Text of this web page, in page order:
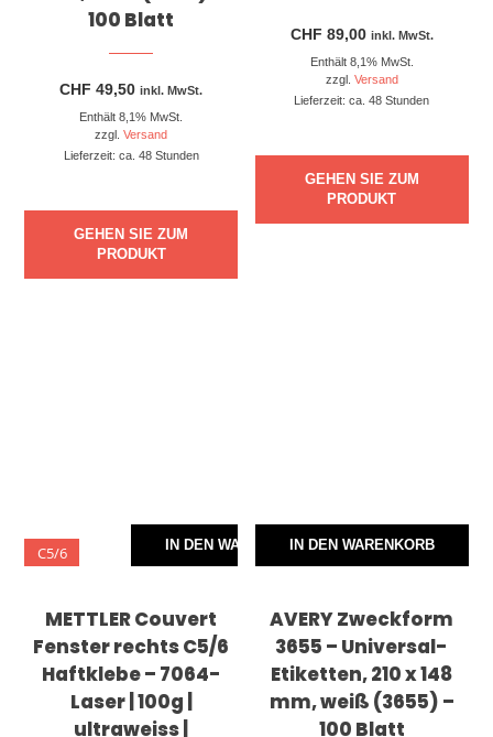
100 Blatt
CHF 49,50 inkl. MwSt.
Enthält 8,1% MwSt.
zzgl.Versand
Lieferzeit: ca. 48 Stunden
GEHEN SIE ZUM
PRODUKT
CHF 89,00 inkl. MwSt.
Enthält 8,1% MwSt.
zzgl. Versand
Lieferzeit: ca. 48 Stunden
GEHEN SIE ZUM
PRODUKT
IN DEN WARENKORB
C5/6
METTLER Couvert
Fenster rechts C5/6
Haftklebe – 7064-
Laser | 100g |
ultraweiss |
IN DEN WARENKORB
AVERY Zweckform
3655 – Universal-
Etiketten, 210 x 148
mm, weiß (3655) –
100 Blatt